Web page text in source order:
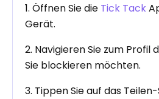
1. Öffnen Sie die Tick ​​Tack
Gerät.
2. Navigieren Sie zum Profil
Sie blockieren möchten.
3. Tippen Sie auf das